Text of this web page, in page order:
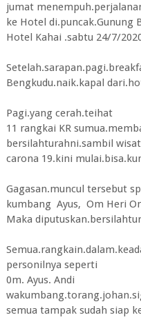
jumat
ke Hotel di.puncak.Gunung
Hotel Kahai .sabtu 24/7/
Bengkudu.naik.kapal
Pagi.yang cerah.teihat
11 rangkai KR
bersilahturahni.sambil
carona 19.kini
Gagasan.muncul tersebut
kumbang Ayus, Om Heri
Maka
personilnya seperti
0m. Ayus. Andi
semua tampak sudah siap